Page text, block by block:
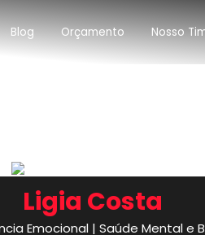
Blog Orçamento Nosso
Ligia Costa
Emocional | Saúde Mental e